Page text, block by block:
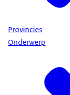
Provincies
Onderwerp